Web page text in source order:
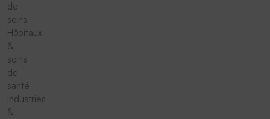
de
soins
Hôpitaux
&
soins
de
santé
Industries
&